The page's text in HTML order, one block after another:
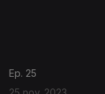
Ep. 25